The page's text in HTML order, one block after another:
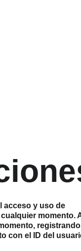
acceso y uso de
momento.
registrando
con el ID del